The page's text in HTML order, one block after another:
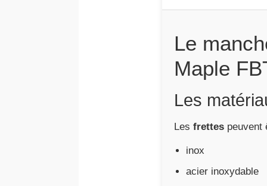
Le
Maple
Les
Les frettes peuvent
inox
acier inoxydable